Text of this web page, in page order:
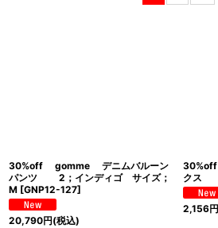
30%off gomme デニムバルーン
パンツ 2；インディゴ サイズ；
M [GNP12-127]
20,790円(税込)
クス
2,156円